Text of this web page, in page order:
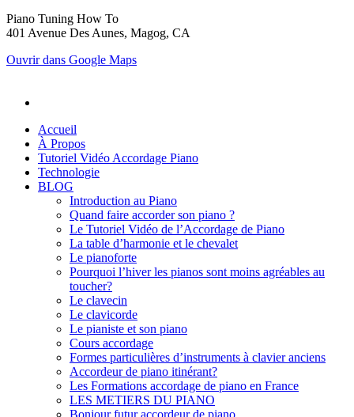
Piano Tuning How To
401 Avenue Des Aunes, Magog, CA
Ouvrir dans Google Maps
Accueil
À Propos
Tutoriel Vidéo Accordage Piano
Technologie
BLOG
Introduction au Piano
Quand faire accorder son piano ?
Le Tutoriel Vidéo de l’Accordage de Piano
La table d’harmonie et le chevalet
Le pianoforte
Pourquoi l’hiver les pianos sont moins agréables au
toucher?
Le clavecin
Le clavicorde
Le pianiste et son piano
Cours accordage
Formes particulières d’instruments à clavier anciens
Accordeur de piano itinérant?
Les Formations accordage de piano en France
LES METIERS DU PIANO